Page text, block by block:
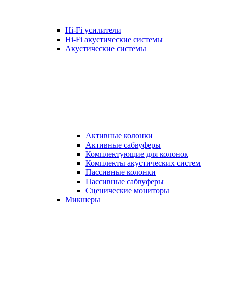
Hi-Fi усилители
Hi-Fi акустические системы
Акустические системы
Активные колонки
Активные сабвуферы
Комплектующие для колонок
Комплекты акустических систем
Пассивные колонки
Пассивные сабвуферы
Сценические мониторы
Микшеры